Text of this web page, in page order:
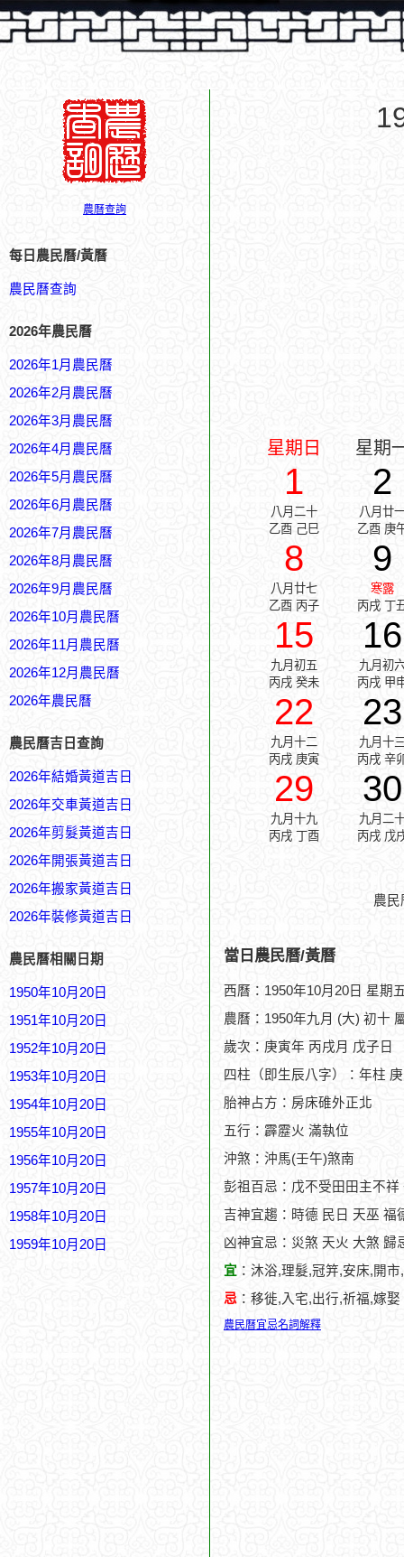
農曆查詢
每日農民曆/黃曆
農民曆查詢
2026年農民曆
2026年1月農民曆
2026年2月農民曆
2026年3月農民曆
2026年4月農民曆
2026年5月農民曆
2026年6月農民曆
2026年7月農民曆
2026年8月農民曆
2026年9月農民曆
2026年10月農民曆
2026年11月農民曆
2026年12月農民曆
2026年農民曆
農民曆吉日查詢
2026年結婚黃道吉日
2026年交車黃道吉日
2026年剪髮黃道吉日
2026年開張黃道吉日
2026年搬家黃道吉日
2026年裝修黃道吉日
農民曆相關日期
1950年10月20日
1951年10月20日
1952年10月20日
1953年10月20日
1954年10月20日
1955年10月20日
1956年10月20日
1957年10月20日
1958年10月20日
1959年10月20日
星期日 星期
1
八月二十
乙酉 己巳
2
八月廿
乙酉 庚
8
八月廿七
乙酉 丙子
9
寒露
丙戌 丁
15
九月初五
丙戌 癸未
16
九月初
丙戌 甲
22
九月十二
丙戌 庚寅
23
九月十
丙戌 辛
29
九月十九
丙戌 丁酉
30
九月二
丙戌 戊
農
當日農民曆/黃曆
西曆：1950年10月20日 星期
農曆：1950年九月 (大) 初十
歲次：庚寅年 丙戌月 戊子日
四柱（即生辰八字）：年柱
胎神占方：房床碓外正北
五行：霹靂火 滿執位
沖煞：沖馬(壬午)煞南
彭祖百忌：戊不受田田主不
吉神宜趨：時德 民日 天巫 福
凶神宜忌：災煞 天火 大煞 歸
宜 ：沐浴,理髮,冠笄,安床,開
忌 ：移徙,入宅,出行,祈福,嫁娶
農民曆宜忌名詞解釋